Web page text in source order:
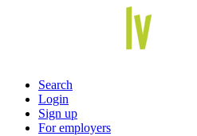
Search
Login
Sign up
For employers